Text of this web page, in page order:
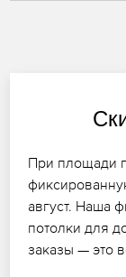
При площади
август. Наша
потолки для
заказы — это